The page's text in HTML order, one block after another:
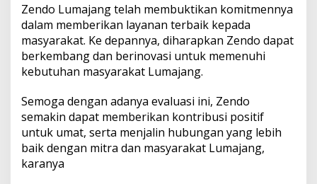
Zendo Lumajang telah membuktikan komitmennya
dalam memberikan layanan terbaik kepada
masyarakat. Ke depannya, diharapkan Zendo dapat
berkembang dan berinovasi untuk memenuhi
kebutuhan masyarakat Lumajang.
Semoga dengan adanya evaluasi ini, Zendo
semakin dapat memberikan kontribusi positif
untuk umat, serta menjalin hubungan yang lebih
baik dengan mitra dan masyarakat Lumajang,
karanya